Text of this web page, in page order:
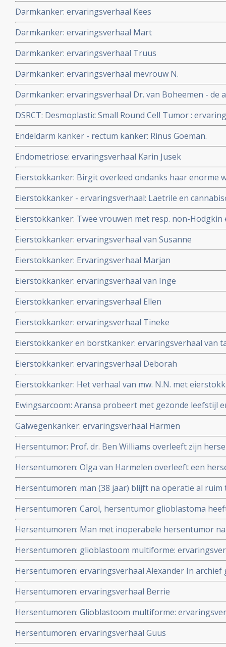
Darmkanker: ervaringsverhaal Kees
Darmkanker: ervaringsverhaal Mart
Darmkanker: ervaringsverhaal Truus
Darmkanker: ervaringsverhaal mevrouw N.
Darmkanker: ervaringsverhaal Dr. van Boheemen - de
DSRCT: Desmoplastic Small Round Cell Tumor :
Endeldarm kanker - rectum kanker: Rinus Goeman.
Endometriose: ervaringsverhaal Karin Jusek
Eierstokkanker: Birgit overleed ondanks haar enorme
haar man en familie en aanvullende behandelingen
standaardbehandelingen veel te jong
Eierstokkanker - ervaringsverhaal: Laetrile en
alle tumoren nagenoeg verdwijnen bij 81 jarige vrouw
sereus eierstokkanker. Na 20 maanden klinisch
Eierstokkanker: Twee vrouwen met resp. non-
bewust voor geen chemo maar gezonde leefwijze, het
beiden in totale remissie. Lees hun verhaal dat
Eierstokkanker: ervaringsverhaal van Susanne
Eierstokkanker: Ervaringsverhaal Marjan
Eierstokkanker: ervaringsverhaal van Inge
Eierstokkanker: ervaringsverhaal Ellen
Eierstokkanker: ervaringsverhaal Tineke
Eierstokkanker en borstkanker: ervaringsverhaal van
Eierstokkanker: ervaringsverhaal Deborah
Eierstokkanker: Het verhaal van mw. N.N. met
de zomer van 2004.
Ewingsarcoom: Aransa probeert met gezonde leefstijl
aanpak haar kanker onder controle te houden.
Galwegenkanker: ervaringsverhaal Harmen
Hersentumor: Prof. dr. Ben Williams overleeft zijn
combinatie van reguliere aanpak plus aanvullende
Hersentumoren: Olga van Harmelen overleeft een
- cannabisolie na recidief na falen van
Hersentumoren: man (38 jaar) blijft na operatie al ruim
een glioblastoma door standaard behandeling van
aanvullend onder begeleiding een kytogeen dieet en
Hersentumoren: Carol, hersentumor glioblastoma
met nivolumab plus Avastin - bevacizumab nadat
Hersentumoren: Man met inoperabele hersentumor
hyperthermie inmiddels ruim 12,5 jaar klinisch
Hersentumoren: glioblastoom multiforme:
Hersentumoren: ervaringsverhaal Alexander In archief
Hersentumoren: ervaringsverhaal Berrie
Hersentumoren: Glioblastoom multiforme:
Hersentumoren: ervaringsverhaal Guus